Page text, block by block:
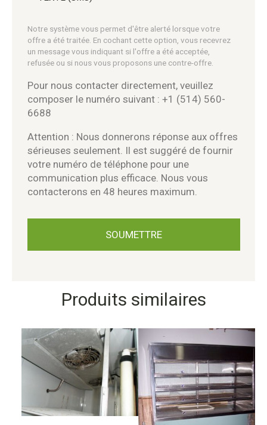
Notre système vous permet d'être alerté lorsque votre
offre a été traitée. En cochant cette option, vous recevrez
un message vous indiquant si l'offre a été acceptée,
refusée ou si nous vous proposons une contre-offre.
Pour nous contacter directement, veuillez
composer le numéro suivant : +1 (514) 560-
6688
Attention : Nous donnerons réponse aux offres
sérieuses seulement. Il est suggéré de fournir
votre numéro de téléphone pour une
communication plus efficace. Nous vous
contacterons en 48 heures maximum.
Produits similaires